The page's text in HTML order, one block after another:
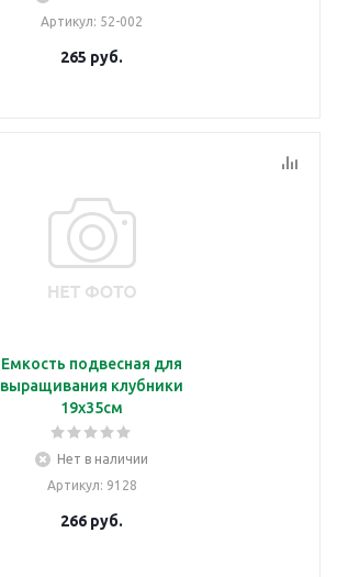
Артикул: 52-002
265 руб.
Емкость подвесная для
выращивания клубники
19х35см
Нет в наличии
Артикул: 9128
266 руб.